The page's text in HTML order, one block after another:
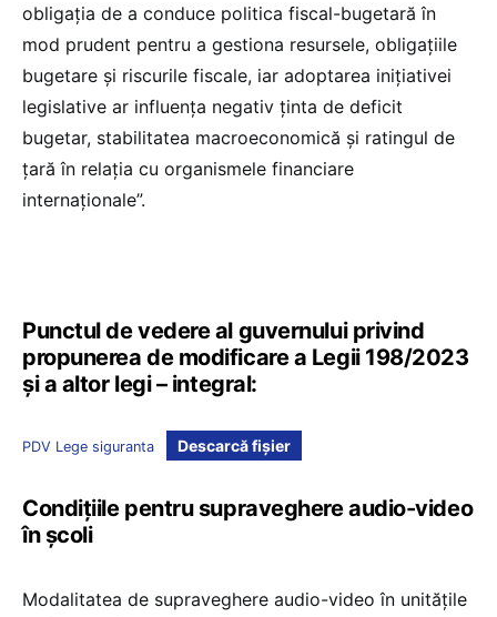
obligația de a conduce politica fiscal-bugetară în
mod prudent pentru a gestiona resursele, obligațiile
bugetare și riscurile fiscale, iar adoptarea inițiativei
legislative ar influența negativ ținta de deficit
bugetar, stabilitatea macroeconomică și ratingul de
țară în relația cu organismele financiare
internaționale”.
Punctul de vedere al guvernului privind
propunerea de modificare a Legii 198/2023
și a altor legi – integral:
PDV Lege siguranta Descarcă fișier
Condițiile pentru supraveghere audio-video
în școli
Modalitatea de supraveghere audio-video în unitățile